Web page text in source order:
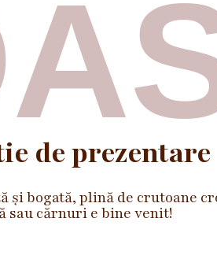
de prezentare
și bogată, plină de crutoane
sau cărnuri e bine venit!